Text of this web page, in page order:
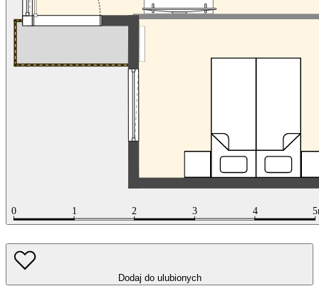
Dodaj do ulubionych